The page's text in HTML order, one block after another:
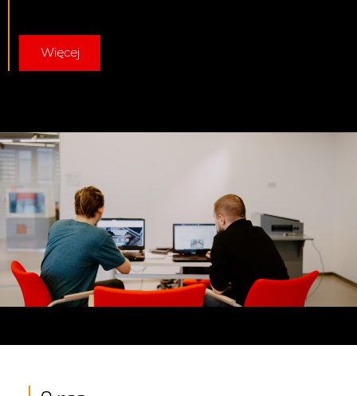
Więcej